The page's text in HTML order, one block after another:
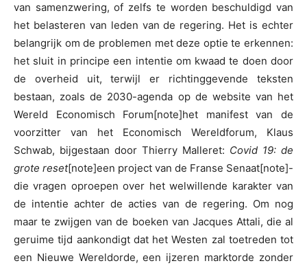
van samenzwering, of zelfs te worden beschuldigd van
het belasteren van leden van de regering. Het is echter
belangrijk om de problemen met deze optie te erkennen:
het sluit in principe een intentie om kwaad te doen door
de overheid uit, terwijl er richtinggevende teksten
bestaan, zoals de 2030-agenda op de website van het
Wereld Economisch Forum[note]het manifest van de
voorzitter van het Economisch Wereldforum, Klaus
Schwab, bijgestaan door Thierry Malleret: Covid 19: de
grote reset[note]een project van de Franse Senaat[note]-
die vragen oproepen over het welwillende karakter van
de intentie achter de acties van de regering. Om nog
maar te zwijgen van de boeken van Jacques Attali, die al
geruime tijd aankondigt dat het Westen zal toetreden tot
een Nieuwe Wereldorde, een ijzeren marktorde zonder